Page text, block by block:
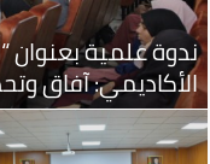
ندوة علمية بعنوان
الأكاديمي: آفاق